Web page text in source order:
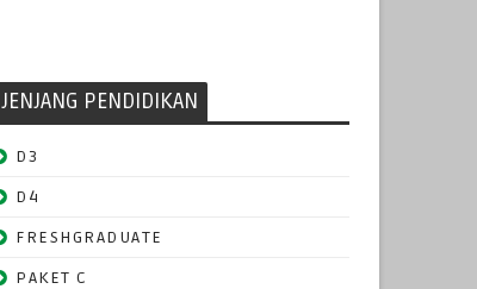
JENJANG PENDIDIKAN
D3
D4
FRESHGRADUATE
PAKET C